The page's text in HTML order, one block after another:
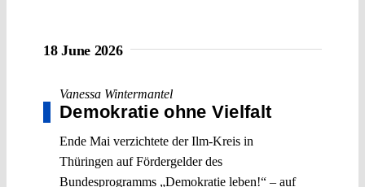
18 June 2026
Vanessa Wintermantel
Demokratie ohne Vielfalt
Ende Mai verzichtete der Ilm-Kreis in
Thüringen auf Fördergelder des
Bundesprogramms „Demokratie leben!“ – auf